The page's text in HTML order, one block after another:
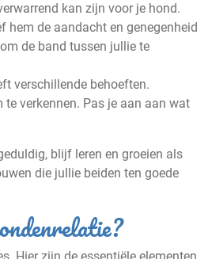
kan zijn voor je hond.
hem de aandacht en genegenheid
de band tussen jullie te
verschillende behoeften.
verkennen. Pas je aan aan wat
blijf leren en groeien als
die jullie beiden ten goede